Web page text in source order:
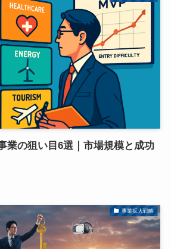
業の狙い目6選｜市場規模と成功
事業拡大戦略